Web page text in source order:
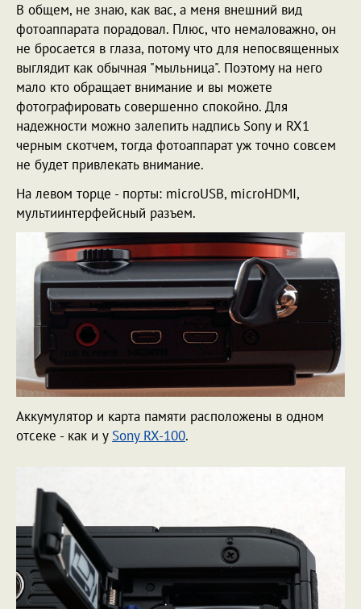
В общем, не знаю, как вас, а меня внешний вид
фотоаппарата порадовал. Плюс, что немаловажно, он
не бросается в глаза, потому что для непосвященных
выглядит как обычная "мыльница". Поэтому на него
мало кто обращает внимание и вы можете
фотографировать совершенно спокойно. Для
надежности можно залепить надпись Sony и RX1
черным скотчем, тогда фотоаппарат уж точно совсем
не будет привлекать внимание.
На левом торце - порты: microUSB, microHDMI,
мультиинтерфейсный разъем.
Аккумулятор и карта памяти расположены в одном
отсеке - как и у Sony RX-100.